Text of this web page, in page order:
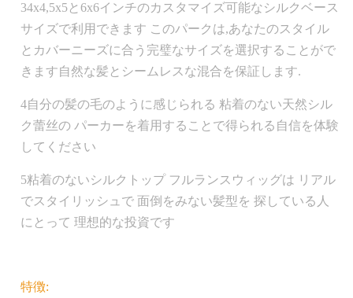
34x4,5x5と6x6インチのカスタマイズ可能なシルクベース
サイズで利用できます このパークは,あなたのスタイル
とカバーニーズに合う完璧なサイズを選択することがで
きます自然な髪とシームレスな混合を保証します.
4自分の髪の毛のように感じられる 粘着のない天然シル
ク蕾丝の パーカーを着用することで得られる自信を体験
してください
5粘着のないシルクトップ フルランスウィッグは リアル
でスタイリッシュで 面倒をみない髪型を 探している人
にとって 理想的な投資です
特徴: